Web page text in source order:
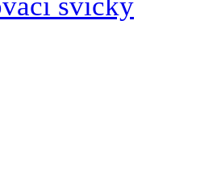
svíčky